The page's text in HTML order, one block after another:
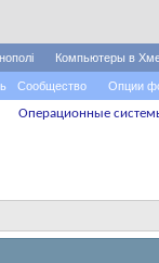
Сообщество Опции
Компьютеры в
Операционные